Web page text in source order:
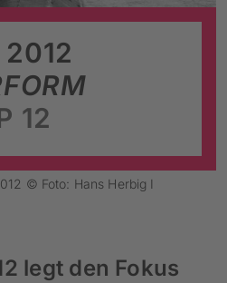
12
© Foto: Hans Herbig I
legt den Fokus